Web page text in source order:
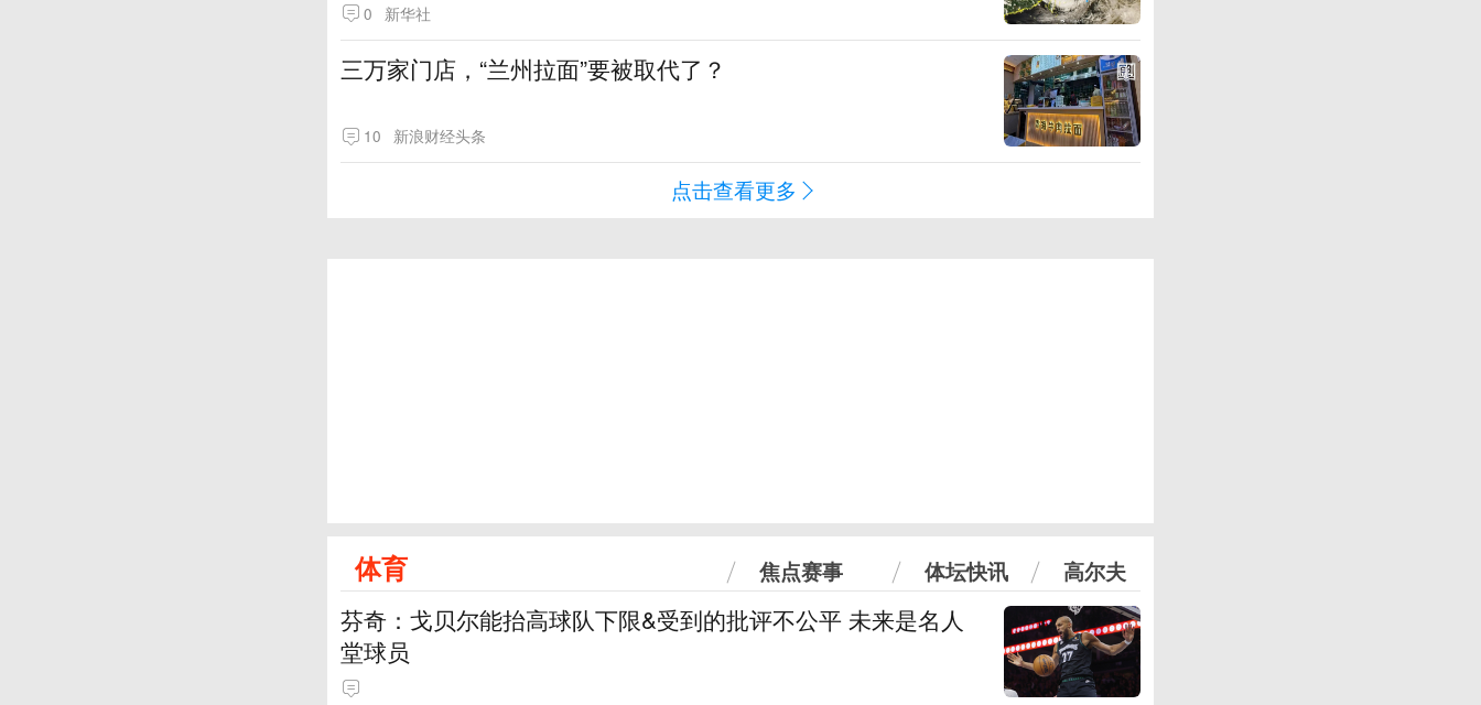
0 新华社
三万家门店，“兰州拉面”要被取代了？
10 新浪财经头条
点击查看更多
体育 焦点赛事 体坛快讯 高尔夫
芬奇：戈贝尔能抬高球队下限&受到的批评不公平 未来是名人
堂球员